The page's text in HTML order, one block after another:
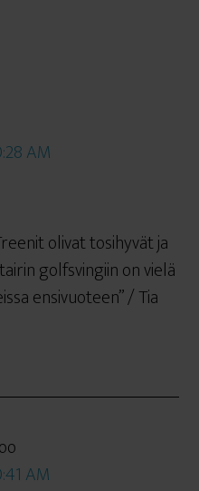
AM
olivat tosihyvät ja
golfsvingiin on vielä
ensivuoteen” / Tia
AM